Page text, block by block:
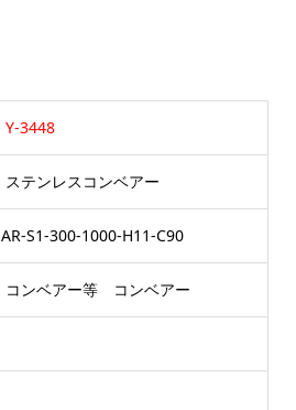
Y-3448
ステンレスコンベアー
AR-S1-300-1000-H11-C90
コンベアー等 コンベアー